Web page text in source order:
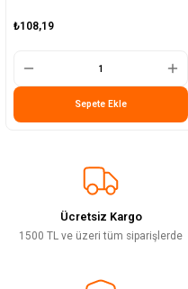
₺108,19
Sepete Ekle
Ücretsiz Kargo
1500 TL ve üzeri tüm siparişlerde